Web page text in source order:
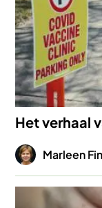
Het verhaal
Afbeelding
Marleen
Afbeelding